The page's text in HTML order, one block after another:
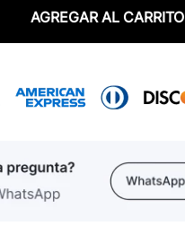
AGREGAR AL CARRITO